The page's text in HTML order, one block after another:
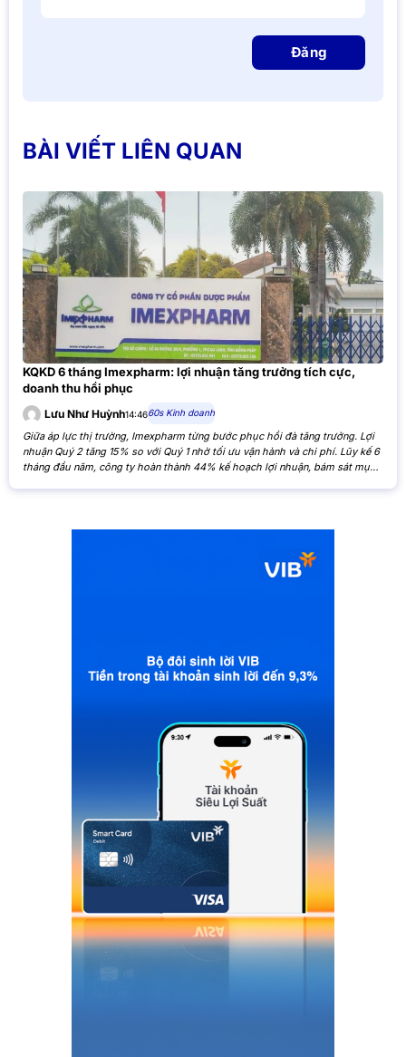
Đăng
BÀI VIẾT LIÊN QUAN
KQKD 6 tháng Imexpharm: lợi nhuận tăng trưởng tích cực,
doanh thu hồi phục
Lưu Như Huỳnh14:4660s Kinh doanh
Giữa áp lực thị trường, Imexpharm từng bước phục hồi đà tăng trưởng. Lợi
nhuận Quý 2 tăng 15% so với Quý 1 nhờ tối ưu vận hành và chi phí. Lũy kế 6
tháng đầu năm, công ty hoàn thành 44% kế hoạch lợi nhuận, bám sát mục